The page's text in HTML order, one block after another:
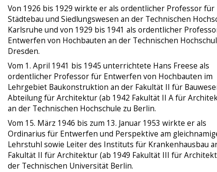
Von 1926 bis 1929 wirkte er als ordentlicher Professor für
Städtebau und Siedlungswesen an der Technischen
Karlsruhe und von 1929 bis 1941 als ordentlicher
Entwerfen von Hochbauten an der Technischen
Dresden.
Vom 1. April 1941 bis 1945 unterrichtete Hans Freese als
ordentlicher Professor für Entwerfen von Hochbauten im
Lehrgebiet Baukonstruktion an der Fakultät II für
Abteilung für Architektur (ab 1942 Fakultät II A für
an der Technischen Hochschule zu Berlin.
Vom 15. März 1946 bis zum 13. Januar 1953 wirkte er als
Ordinarius für Entwerfen und Perspektive am
Lehrstuhl sowie Leiter des Instituts für Krankenhausbau
Fakultät II für Architektur (ab 1949 Fakultät III für
der Technischen Universität Berlin.